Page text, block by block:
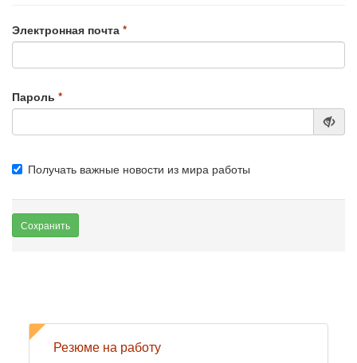
Электронная почта
Пароль
Получать важные новости из мира работы
Сохранить
Резюме на работу